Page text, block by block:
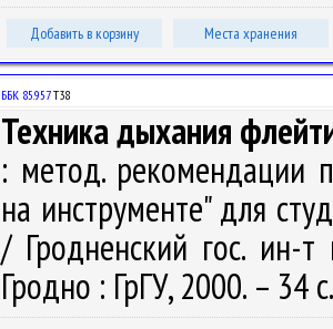
Добавить в корзину Места хранения
ББК 85.957Т38
Техника дыхания
: метод. рекомендации
на инструменте" для
/ Гродненский гос. ин-
Гродно : ГрГУ, 2000. – 34